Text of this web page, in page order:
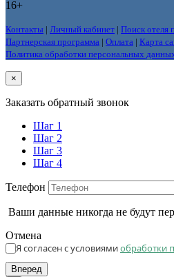
16+
Контакты | Личный кабинет | Поиск отеля
Партнерская программа | Оплата | Карта
Политика обработки персональных
×
Заказать обратный звонок
Шаг 1
Шаг 2
Шаг 3
Шаг 4
Телефон
Ваши данные никогда не будут
Отмена
Я согласен с условиямиобработки
Вперед